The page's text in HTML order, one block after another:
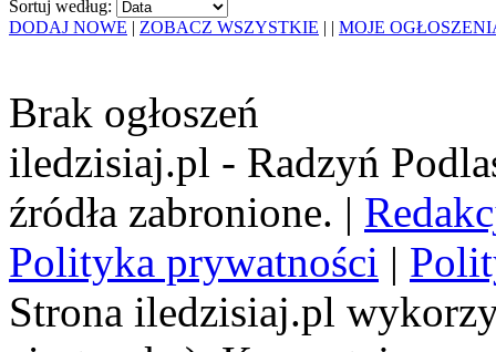
Sortuj według:
DODAJ NOWE | ZOBACZ WSZYSTKIE | | MOJE
Brak ogłoszeń
iledzisiaj.pl - Radzyń
źródła zabronione. |
Polityka prywatności |
Strona iledzisiaj.pl